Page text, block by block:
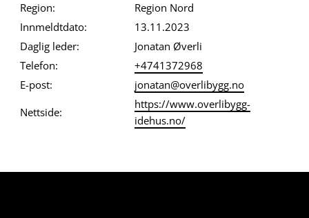
Region:
Region Nord
Innmeldtdato:
13.11.2023
Daglig leder:
Jonatan Øverli
Telefon:
+4741372968
E-post:
jonatan@overlibygg.no
Nettside:
https://www.overlibygg-
idehus.no/